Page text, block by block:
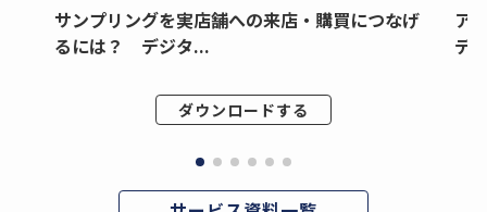
サンプリングを実店舗への来店・購買につなげ
るには？ デジタ...
ダウンロードする
ア
デ